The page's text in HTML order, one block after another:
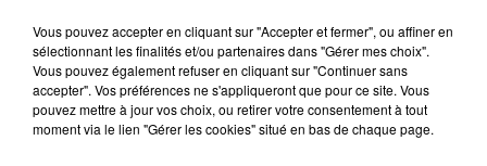
L'horizon New Religion
10h06
10h06 10h03
10h03
Vous pouvez accepter en cliquant sur "Accepter et fermer", ou affiner en
sélectionnant les finalités et/ou partenaires dans "Gérer mes choix".
Vous pouvez également refuser en cliquant sur "Continuer sans
accepter". Vos préférences ne s'appliqueront que pour ce site. Vous
pouvez mettre à jour vos choix, ou retirer votre consentement à tout
moment via le lien "Gérer les cookies" situé en bas de chaque page.